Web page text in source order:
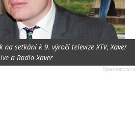
setkání k 9. výročí televize XTV, Xaver
a Radio Xaver